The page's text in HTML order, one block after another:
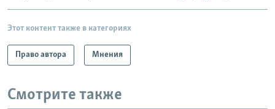
Этот контент также в категориях
Право автора Мнения
Смотрите также